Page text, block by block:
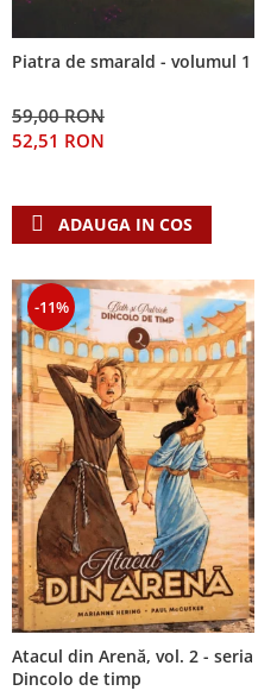
Piatra de smarald - volumul 1
59,00 RON
52,51 RON
ADAUGA IN COS
-11%
Atacul din Arenă, vol. 2 - seria
Dincolo de timp